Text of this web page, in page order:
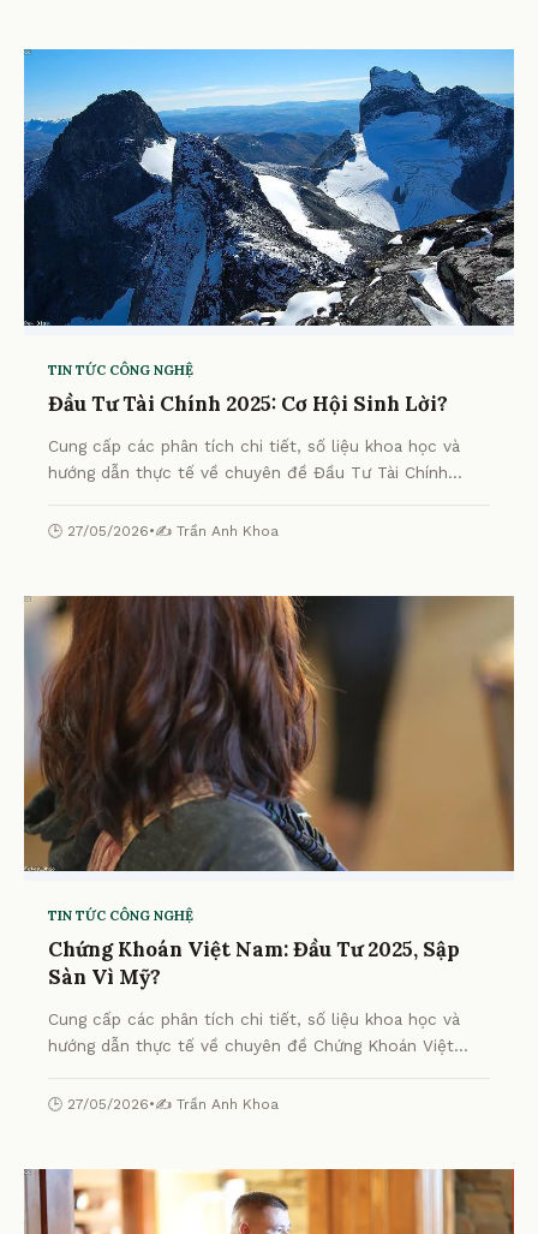
TIN TỨC CÔNG NGHỆ
Đầu Tư Tài Chính 2025: Cơ Hội Sinh Lời?
Cung cấp các phân tích chi tiết, số liệu khoa học và
hướng dẫn thực tế về chuyên đề Đầu Tư Tài Chính
🕒 27/05/2026•✍️ Trần Anh Khoa
TIN TỨC CÔNG NGHỆ
Chứng Khoán Việt Nam: Đầu Tư 2025, Sập
Sàn Vì Mỹ?
Cung cấp các phân tích chi tiết, số liệu khoa học và
hướng dẫn thực tế về chuyên đề Chứng Khoán Việt
🕒 27/05/2026•✍️ Trần Anh Khoa